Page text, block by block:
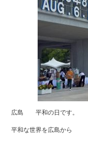
広島 平和の日です。
平和な世界を広島から